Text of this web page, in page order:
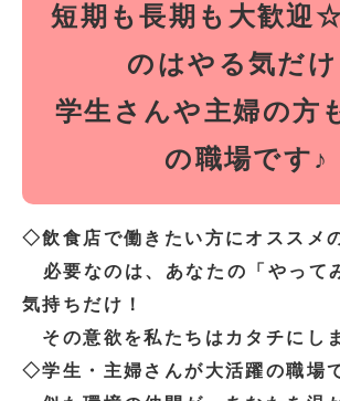
短期も長期も大歓迎
のはやる気だけ
学生さんや主婦の方
の職場です♪
◇飲食店で働きたい方にオススメ
必要なのは、あなたの「やって
気持ちだけ！
その意欲を私たちはカタチにし
◇学生・主婦さんが大活躍の職場